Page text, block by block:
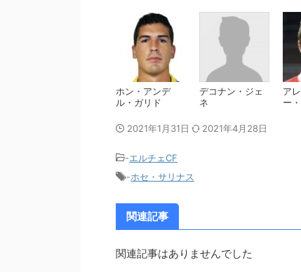
ホン・アンデ
ル・ガリド
デコナン・ジェ
ネ
ア
ー
2021年1月31日 2021年4月28日
-エルチェCF
-ホセ・サリナス
関連記事
関連記事はありませんでした